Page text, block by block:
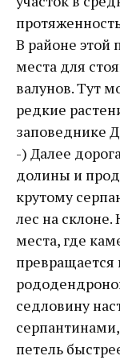
В районе этой
места для
валунов. Тут
редкие
заповеднике
-) Далее
долины и
крутому
лес на склоне.
места, где
седловину
петель